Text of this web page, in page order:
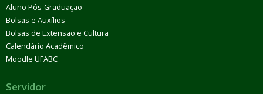
Aluno Pós-Graduação
Bolsas e Auxílios
Bolsas de Extensão e Cultura
Calendário Acadêmico
Moodle UFABC
Servidor